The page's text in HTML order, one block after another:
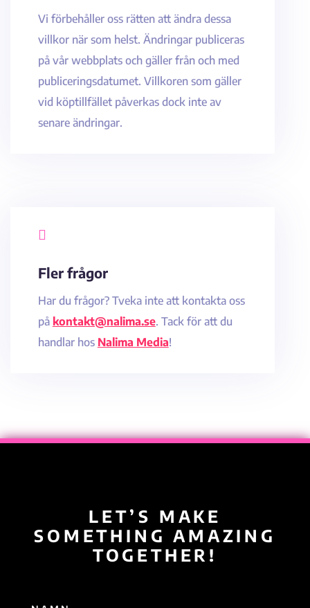
Vi förbehåller oss rätten att ändra dessa
villkor när som helst. Ändringar publiceras
på vår webbplats och gäller från och med
publiceringsdatumet. Villkoren som gäller
vid köptillfället påverkas dock inte av
senare ändringar.

Fler frågor
Har du frågor? Tveka inte att kontakta oss
på kontakt@nalima.se. Tack för att du
handlar hos Nalima Media!
LET’S MAKE
SOMETHING AMAZING
TOGETHER!